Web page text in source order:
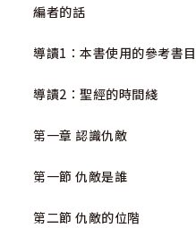
編者的話
導讀1：本書使用的參考書目
導讀2：聖經的時間綫
第一章 認識仇敵
第一節 仇敵是誰
第二節 仇敵的位階